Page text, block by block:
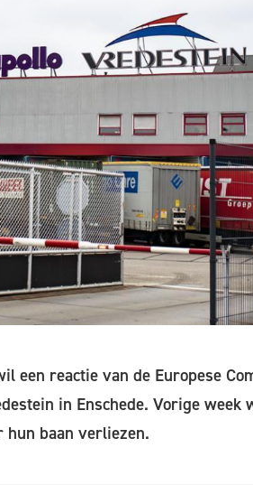
een reactie van de Europese
in Enschede. Vorige week
baan verliezen.